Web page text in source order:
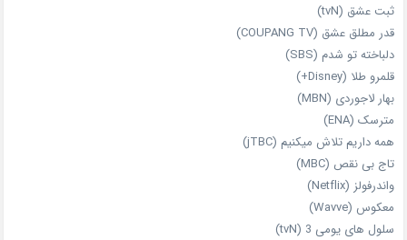
ثبت عشق (tvN)
قدر مطلق عشق (COUPANG TV)
دلباخته تو شدم (SBS)
قلمرو طلا (Disney+)
بهار لاجوردی (MBN)
مترسک (ENA)
همه داریم تلاش میکنیم (jTBC)
تاج بی‌ نقص (MBC)
واندرفولز (Netflix)
معکوس (Wavve)
سلول های یومی 3 (tvN)